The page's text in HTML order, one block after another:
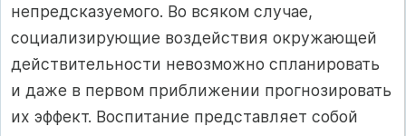
непредсказуемого. Во всяком случае,
социализирующие воздействия окружающей
действительности невозможно спланировать
и даже в первом приближении прогнозировать
их эффект. Воспитание представляет собой